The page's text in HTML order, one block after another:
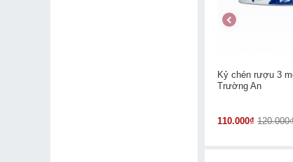
Kỷ chén rượu 3
Trường An
110.000₫